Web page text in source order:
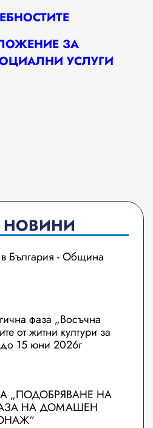
ЗА
УСЛУГИ
България - Община
фаза „Восъчна
от житни култури за
15 юни 2026г
„ПОДОБРЯВАНЕ НА
НА ДОМАШЕН